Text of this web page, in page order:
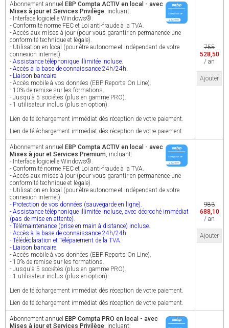
Abonnement annuel EBP Compta ACTIV en local - avec
Mises à jour et Services Privilège, incluant:
- Interface logicielle Windows®.
- Conformité norme FEC et Loi anti-fraude à la TVA.
- Accès aux mises à jour (pour vous garantir en permanence une
conformité technique et légale).
- Utilisation en local (pour être autonome et indépendant de votre
connexion internet).
- Assistance téléphonique illimitée incluse.
- Accès à la base de connaissance 24h/24h.
- Liaison bancaire.
- Accès mobile à vos données (EBP Reports On Line).
- 10% de remise sur les formations.
- Jusqu'à 5 sociétés (plus en gamme PRO).
- 1 utilisateur inclus (plus en option).
Lien de téléchargement immédiat dès réception de votre paiement.
Lien de téléchargement immédiat dès réception de votre paiement.
755
528,50
/ an
Ajouter
Abonnement annuel EBP Compta ACTIV en local - avec
Mises à jour et Services Premium, incluant:
- Interface logicielle Windows®.
- Conformité norme FEC et Loi anti-fraude à la TVA.
- Accès aux mises à jour (pour vous garantir en permanence une
conformité technique et légale).
- Utilisation en local (pour être autonome et indépendant de votre
connexion internet).
- Protection de vos données (sauvegarde en ligne).
- Assistance téléphonique illimitée incluse, avec décroché immédiat
(pas de mise en attente).
- Télémaintenance (prise en main à distance) incluse.
- Accès à la base de connaissance 24h/24h.
- Télédéclaration et Télépaiement de la TVA.
- Liaison bancaire.
- Accès mobile à vos données (EBP Reports On Line).
- 10% de remise sur les formations.
- Jusqu'à 5 sociétés (plus en gamme PRO).
- 1 utilisateur inclus (plus en option).
Lien de téléchargement immédiat dès réception de votre paiement.
Lien de téléchargement immédiat dès réception de votre paiement.
983
688,10
/ an
Ajouter
Abonnement annuel EBP Compta PRO en local - avec
Mises à jour et Services Privilège, incluant: